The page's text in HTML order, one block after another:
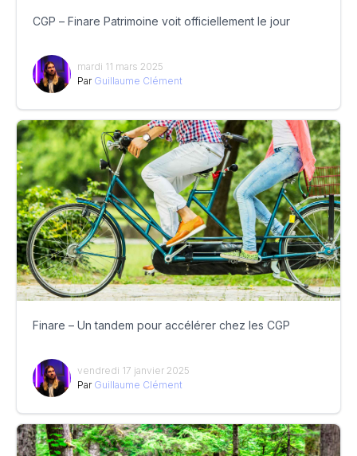
CGP – Finare Patrimoine voit officiellement le jour
mardi 11 mars 2025
Par Guillaume Clément
Finare – Un tandem pour accélérer chez les CGP
vendredi 17 janvier 2025
Par Guillaume Clément